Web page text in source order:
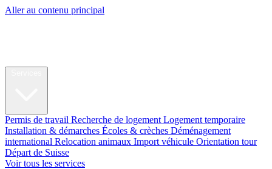
Aller au contenu principal
Permis de travail Recherche de logement Logement temporaire
Installation & démarches Écoles & crèches Déménagement
international Relocation animaux Import véhicule Orientation tour
Départ de Suisse
Voir tous les services